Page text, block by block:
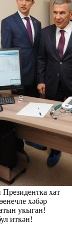
хат
хәбәр
укыган!
иткән!